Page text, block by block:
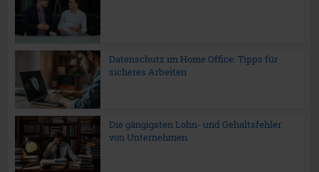
Datenschutz im Home Office: Tipps für
sicheres Arbeiten
Die gängigsten Lohn- und Gehaltsfehler
von Unternehmen